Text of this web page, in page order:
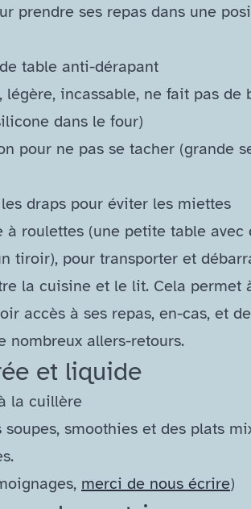
prendre ses repas dans une
table anti-dérapant
incassable, ne fait pas de
dans le four)
pour ne pas se tacher (grande
draps pour éviter les miettes
à roulettes (une petite table avec
tiroir), pour transporter et
la cuisine et le lit. Cela permet
accès à ses repas, en-​cas, et
nombreux allers-retours.
et liquide
la cuillère
smoothies et des plats
merci de nous écrire)